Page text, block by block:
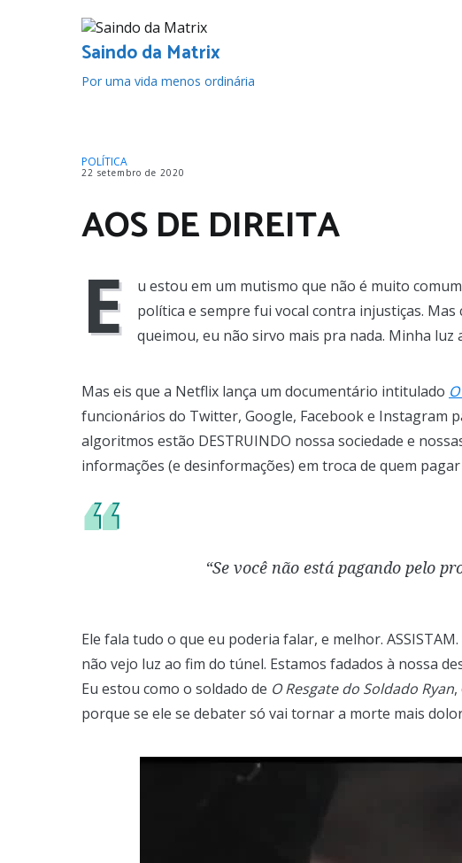
Saindo da Matrix
Por uma vida menos ordinária
POLÍTICA
22 setembro de 2020
AOS DE DIREITA
E
u estou em um mutismo que não é muito
política e sempre fui vocal contra injustiças.
queimou, eu não sirvo mais pra nada. Minha luz
Mas eis que a Netflix lança um documentário intitulado
funcionários do Twitter, Google, Facebook e Instagram
algoritmos estão DESTRUINDO nossa sociedade e
informações (e desinformações) em troca de quem pagar
“Se você não está pagando pelo
Ele fala tudo o que eu poderia falar, e melhor.
não vejo luz ao fim do túnel. Estamos fadados à nossa
Eu estou como o soldado de O Resgate do Soldado Ryan
porque se ele se debater só vai tornar a morte mais